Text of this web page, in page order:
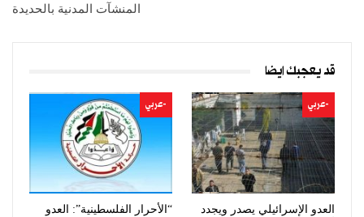
المنشآت المدنية بالحديدة
قد يعجبك ايضا
-عربي
العدو الإسرائيلي يصدر ويجدد
-عربي
“الأحرار الفلسطينية”: العدو